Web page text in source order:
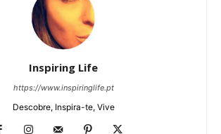
Inspiring Life
https://www.inspiringlife.pt
Descobre, Inspira-te, Vive